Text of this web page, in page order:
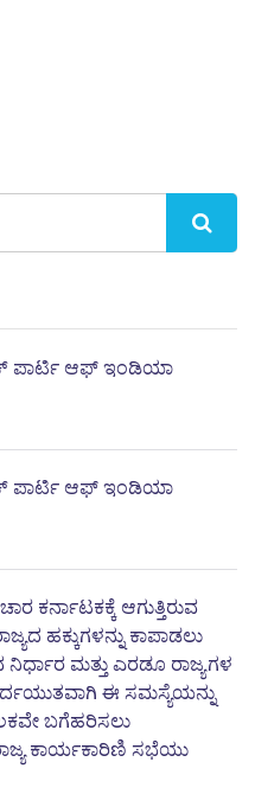
ಪಾರ್ಟಿ ಆಫ್ ಇಂಡಿಯಾ
ಪಾರ್ಟಿ ಆಫ್ ಇಂಡಿಯಾ
ಕರ್ನಾಟಕಕ್ಕೆ ಆಗುತ್ತಿರುವ
ಹಕ್ಕುಗಳನ್ನು ಕಾಪಾಡಲು
ಮತ್ತು ಎರಡೂ ರಾಜ್ಯಗಳ
ಈ ಸಮಸ್ಯೆಯನ್ನು
ಬಗೆಹರಿಸಲು
ಕಾರ್ಯಕಾರಿಣಿ ಸಭೆಯು